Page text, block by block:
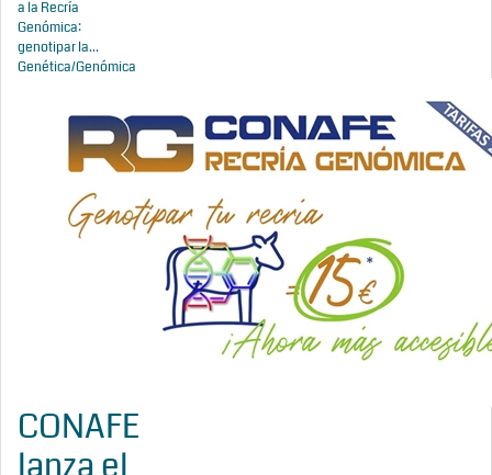
a la Recría
Genómica:
genotipar la...
Genética/Genómica
CONAFE